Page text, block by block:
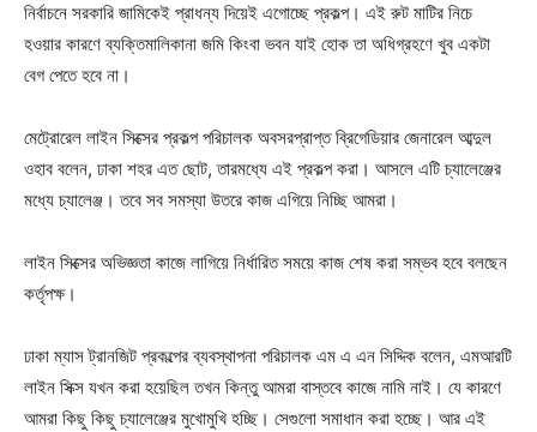
নির্বাচনে সরকারি জামিকেই প্রাধন্য দিয়েই এগোচ্ছে প্রকল্প। এই রুট মাটির নিচে
হওয়ার কারণে ব্যক্তিমালিকানা জমি কিংবা ভবন যাই হোক তা অধিগ্রহণে খুব একটা
বেগ পেতে হবে না।
মেট্রোরেল লাইন সিক্সের প্রকল্প পরিচালক অবসরপ্রাপ্ত ব্রিগেডিয়ার জেনারেল আব্দুল
ওহাব বলেন, ঢাকা শহর এত ছোট, তারমধ্যে এই প্রকল্প করা। আসলে এটি চ্যালেঞ্জের
মধ্যে চ্যালেঞ্জ। তবে সব সমস্যা উতরে কাজ এগিয়ে নিচ্ছি আমরা।
লাইন সিক্সের অভিজ্ঞতা কাজে লাগিয়ে নির্ধারিত সময়ে কাজ শেষ করা সম্ভব হবে বলছেন
কর্তৃপক্ষ।
ঢাকা ম্যাস ট্রানজিট প্রকল্পের ব্যবস্থাপনা পরিচালক এম এ এন সিদ্দিক বলেন, এমআরটি
লাইন সিক্স যখন করা হয়েছিল তখন কিন্তু আমরা বাস্তবে কাজে নামি নাই। যে কারণে
আমরা কিছু কিছু চ্যালেঞ্জের মুখোমুখি হচ্ছি। সেগুলো সমাধান করা হচ্ছে। আর এই